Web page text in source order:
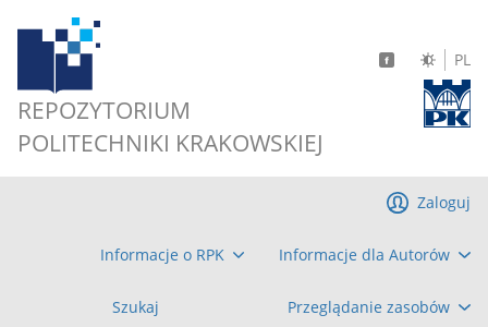
REPOZYTORIUM
POLITECHNIKI KRAKOWSKIEJ
PL
Informacje o RPK Informacje dla Autorów
Szukaj Przeglądanie zasobów
Zaloguj